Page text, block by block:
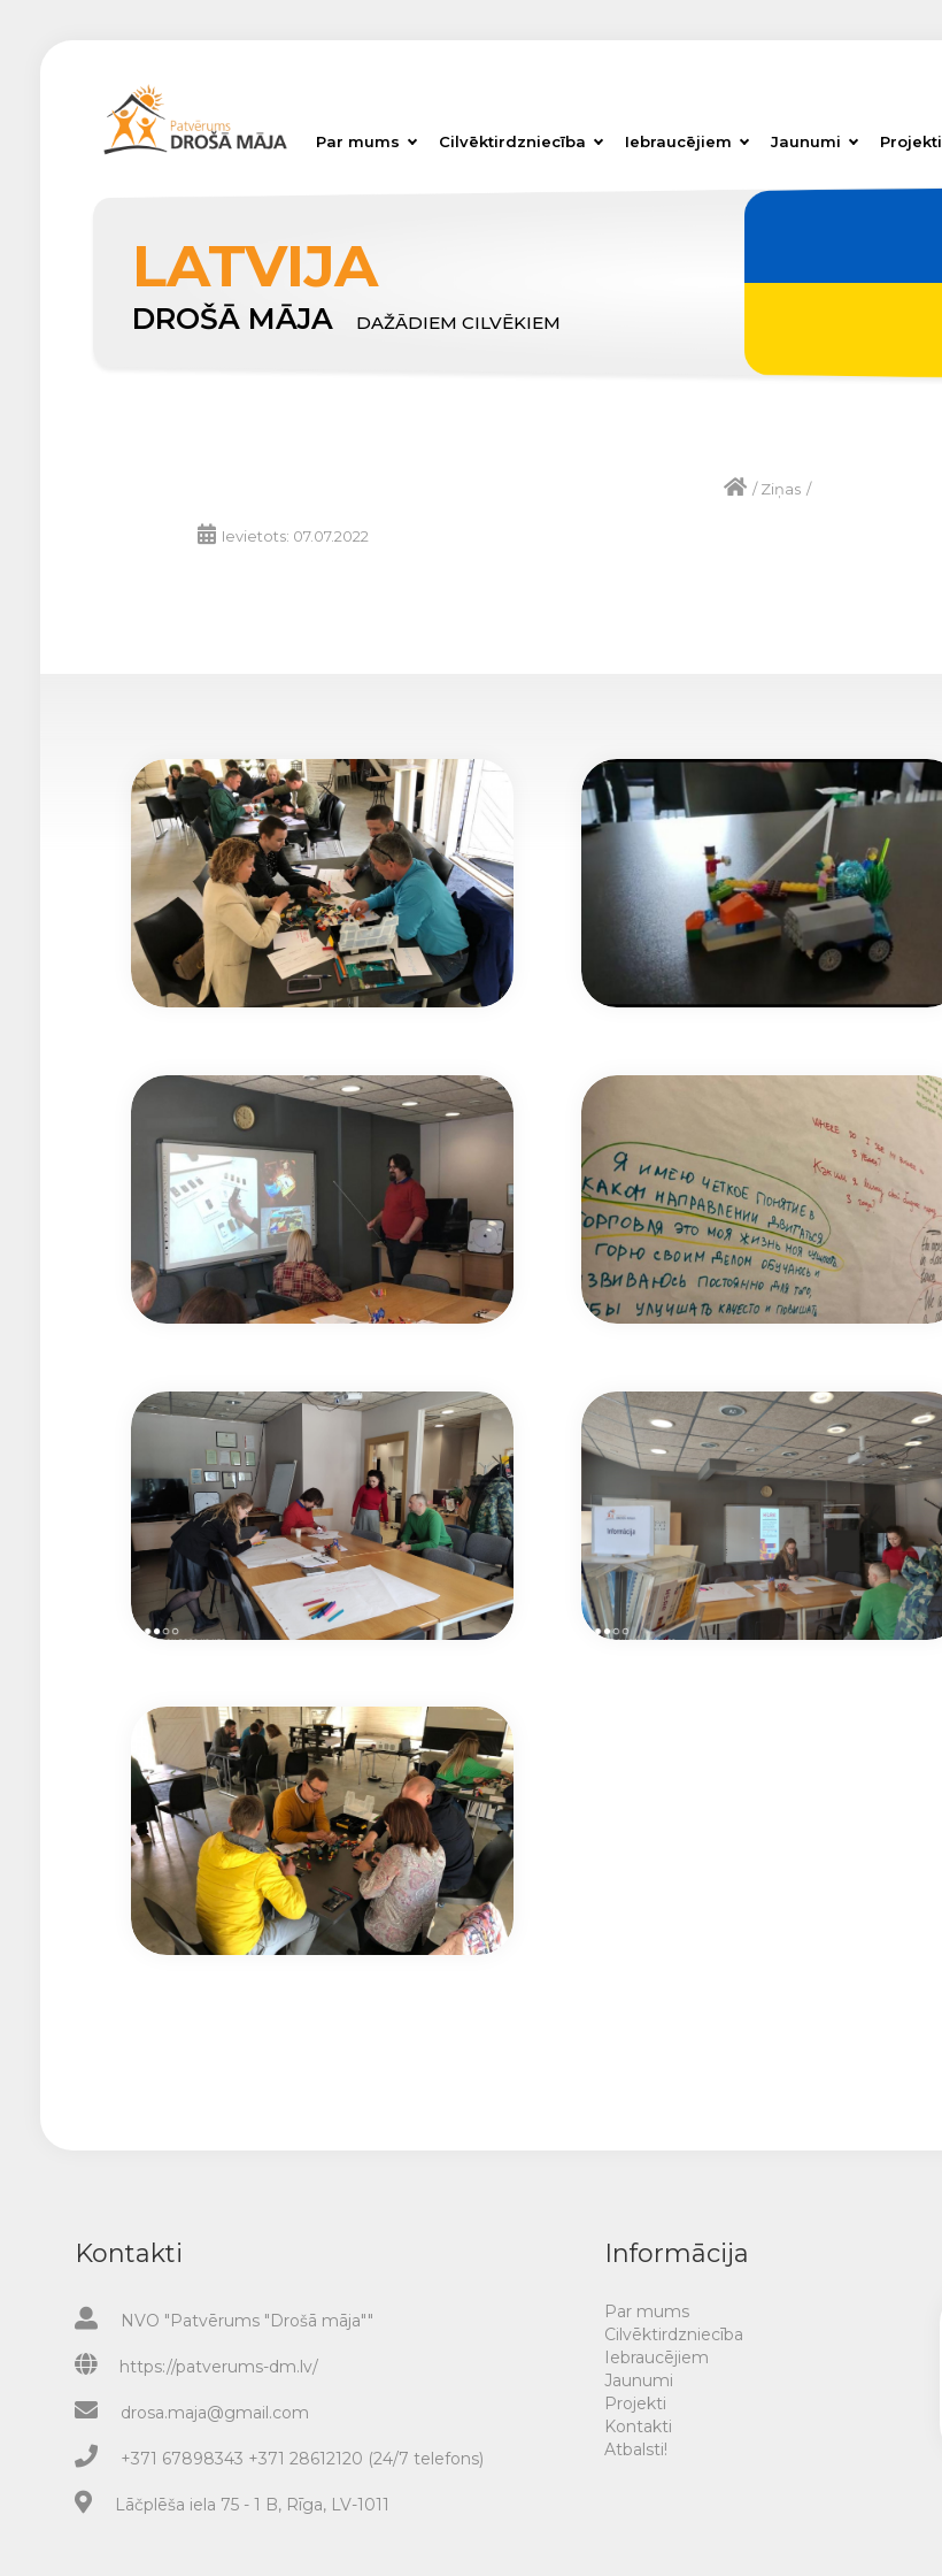
Par mums Cilvēktirdzniecība Iebraucējiem Jaunumi Projekti
LATVIJA
DROŠĀ MĀJA DAŽĀDIEM CILVĒKIEM
/Ziņas /
Ievietots: 07.07.2022
Kontakti
NVO "Patvērums "Drošā māja""
https://patverums-dm.lv/
drosa.maja@gmail.com
+371 67898343 +371 28612120 (24/7 telefons)
Lāčplēša iela 75 - 1 B, Rīga, LV-1011
Informācija
Par mums
Cilvēktirdzniecība
Iebraucējiem
Jaunumi
Projekti
Kontakti
Atbalsti!